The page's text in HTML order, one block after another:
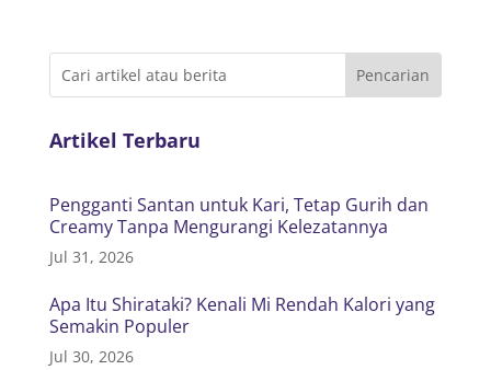
Artikel Terbaru
Pengganti Santan untuk Kari, Tetap Gurih dan
Creamy Tanpa Mengurangi Kelezatannya
Jul 31, 2026
Apa Itu Shirataki? Kenali Mi Rendah Kalori yang
Semakin Populer
Jul 30, 2026